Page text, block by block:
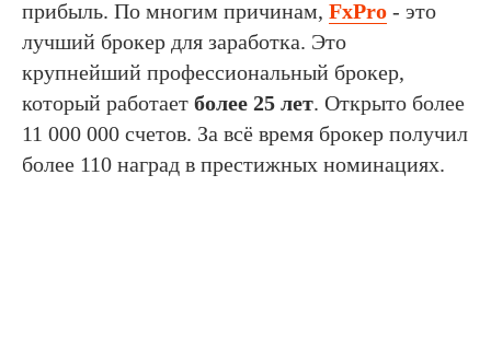
прибыль. По многим причинам, FxPro - это
лучший брокер для заработка. Это
крупнейший профессиональный брокер,
который работает более 25 лет. Открыто более
11 000 000 счетов. За всё время брокер получил
более 110 наград в престижных номинациях.